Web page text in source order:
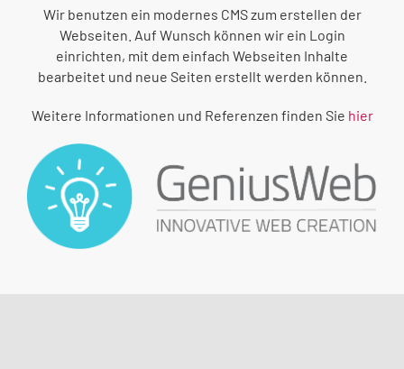
Wir benutzen ein modernes CMS zum erstellen der
Webseiten. Auf Wunsch können wir ein Login
einrichten, mit dem einfach Webseiten Inhalte
bearbeitet und neue Seiten erstellt werden können.
Weitere Informationen und Referenzen finden Sie hier